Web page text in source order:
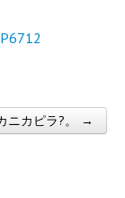
ニカピラ?。 →